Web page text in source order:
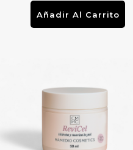
Añadir Al Carrito